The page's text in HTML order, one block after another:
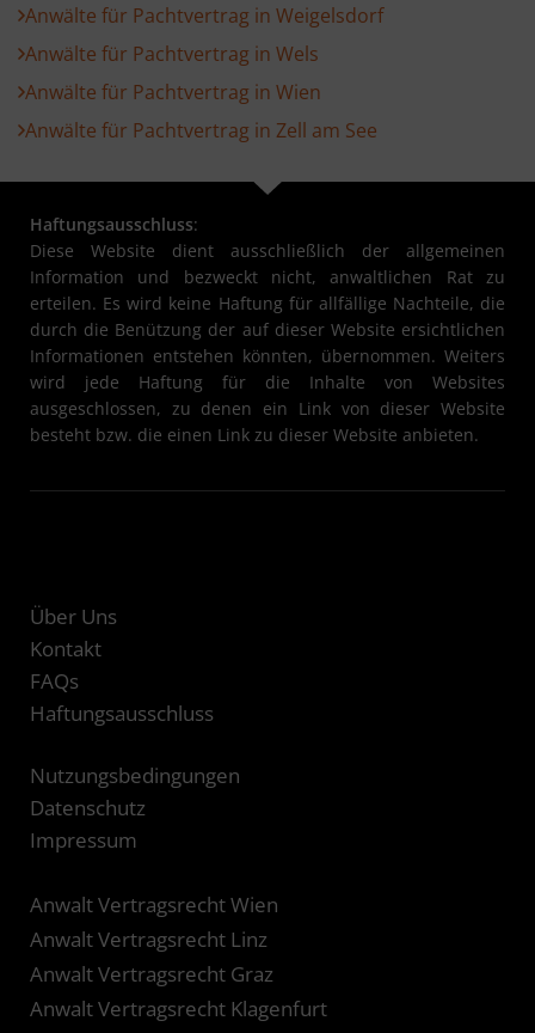
Anwälte für Pachtvertrag in Weigelsdorf
Anwälte für Pachtvertrag in Wels
Anwälte für Pachtvertrag in Wien
Anwälte für Pachtvertrag in Zell am See
Haftungsausschluss:
Diese Website dient ausschließlich der allgemeinen
Information und bezweckt nicht, anwaltlichen Rat zu
erteilen. Es wird keine Haftung für allfällige Nachteile, die
durch die Benützung der auf dieser Website ersichtlichen
Informationen entstehen könnten, übernommen. Weiters
wird jede Haftung für die Inhalte von Websites
ausgeschlossen, zu denen ein Link von dieser Website
besteht bzw. die einen Link zu dieser Website anbieten.
Über Uns
Kontakt
FAQs
Haftungsausschluss
Nutzungsbedingungen
Datenschutz
Impressum
Anwalt Vertragsrecht Wien
Anwalt Vertragsrecht Linz
Anwalt Vertragsrecht Graz
Anwalt Vertragsrecht Klagenfurt